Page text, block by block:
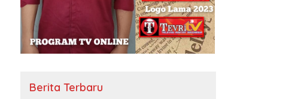
Berita Terbaru